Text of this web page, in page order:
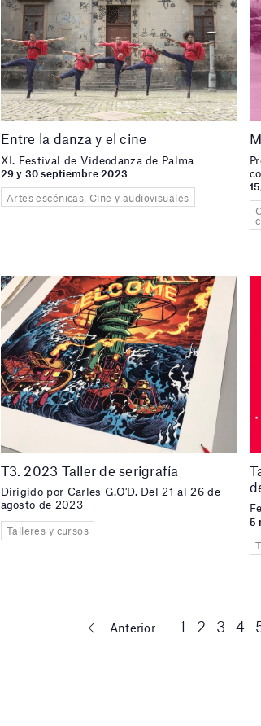
Entre la danza y el cine
XI. Festival de Videodanza de Palma
29 y 30 septiembre 2023
Artes escénicas, Cine y audiovisuales
T3. 2023 Taller de serigrafía
Dirigido por Carles G.O'D. Del 21 al 26 de
agosto de 2023
Talleres y cursos
5
Anterior 1 2 3 4